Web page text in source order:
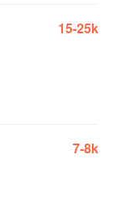
15-25k
7-8k